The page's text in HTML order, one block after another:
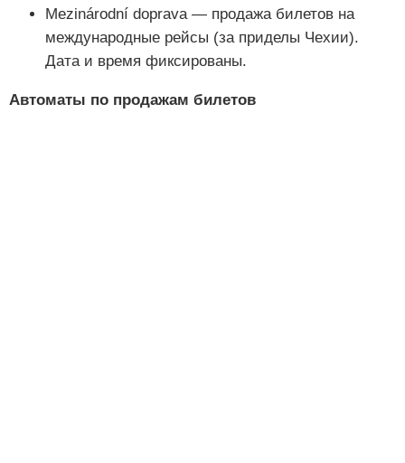
Mezinárodní doprava — продажа билетов на
международные рейсы (за приделы Чехии).
Дата и время фиксированы.
Автоматы по продажам билетов